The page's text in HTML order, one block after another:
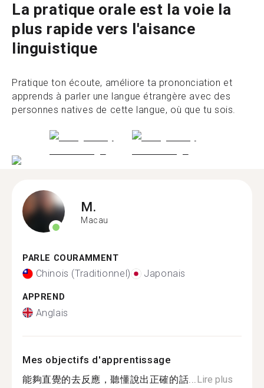
La pratique orale est la voie la
plus rapide vers l'aisance
linguistique
Pratique ton écoute, améliore ta prononciation et
apprends à parler une langue étrangère avec des
personnes natives de cette langue, où que tu sois.
M.
Macau
PARLE COURAMMENT
Chinois (Traditionnel) Japonais
APPREND
Anglais
Mes objectifs d'apprentissage
能夠直覺的去反應，聽懂說出正確的話... Lire plus